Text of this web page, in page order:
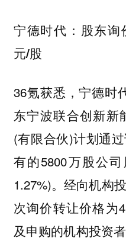
宁德时代：股东询
元/股
36氪获悉，宁德时
东宁波联合创新新
(有限合伙)计划通
有的5800万股公
1.27%)。经向机构
次询价转让价格为
及申购的机构投资